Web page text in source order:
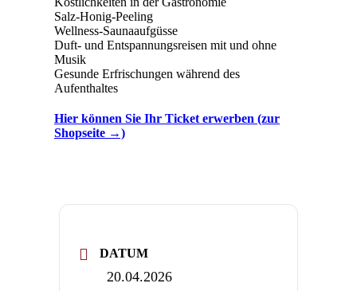
Salz-Honig-Peeling
Wellness-Saunaaufgüsse
Duft- und Entspannungsreisen mit und ohne
Musik
Gesunde Erfrischungen während des
Aufenthaltes
Hier können Sie Ihr Ticket erwerben (zur
Shopseite →)
DATUM
20.04.2026